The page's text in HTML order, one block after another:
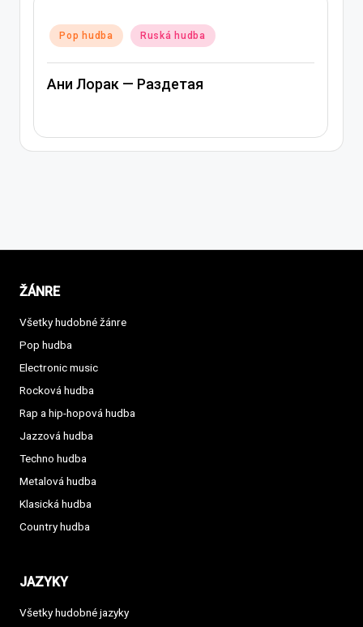
Posted
in
Pop hudba Ruská hudba
Ани Лорак — Раздетая
ŽÁNRE
Všetky hudobné žánre
Pop hudba
Electronic music
Rocková hudba
Rap a hip-hopová hudba
Jazzová hudba
Techno hudba
Metalová hudba
Klasická hudba
Country hudba
JAZYKY
Všetky hudobné jazyky